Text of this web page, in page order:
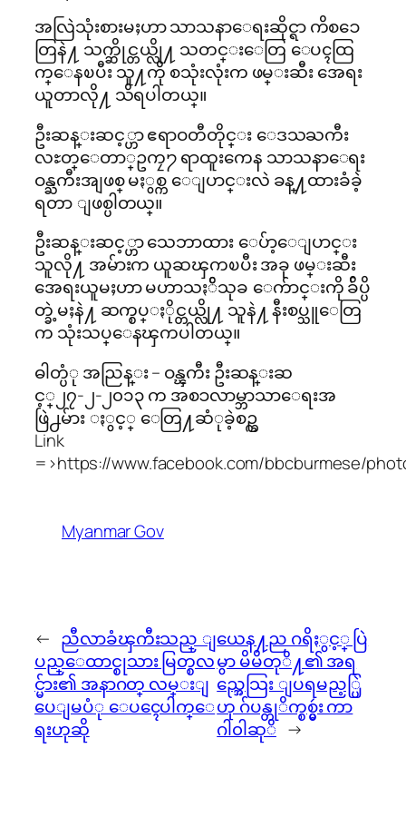
အလြဲသုံးစားမႈဟာ သာသနာေရးဆိုင္ရာ ကိစၥေ
တြနဲ႔ သက္ဆိုင္တယ္လို႔ သတင္းေတြ ေပၚထြ
က္ေနၿပီး သူ႔ကို စသုံးလုံးက ဖမ္းဆီး အေရး
ယူတာလို႔ သိရပါတယ္။
ဦးဆန္းဆင့္ဟာ ဧရာဝတီတိုင္း ေဒသႀကီး
လႊတ္ေတာ္ဥကၠ႒ ရာထူးကေန သာသနာေရး
ဝန္ႀကီးအျဖစ္ မႏွစ္က ေျပာင္းလဲ ခန္႔ထားခံခဲ့
ရတာ ျဖစ္ပါတယ္။
ဦးဆန္းဆင့္ဟာ သေဘာထား ေပ်ာ့ေျပာင္း
သူလို႔ အမ်ားက ယူဆၾကၿပီး အခု ဖမ္းဆီး
အေရးယူမႈဟာ မဟာသႏၲိသုခ ေက်ာင္းကို ခ်ိပ္ပိ
တ္ခဲ့မႈနဲ႔ ဆက္စပ္ႏိုင္တယ္လို႔ သူနဲ႔ နီးစပ္သူေတြ
က သုံးသပ္ေနၾကပါတယ္။
ဓါတ္ပံု အညြန္း – ဝန္ၾကီး ဦးဆန္းဆ
င့္၂၇-၂-၂၀၁၃ က အစၥလာမ္ဘာသာေရးအ
ဖြဲ႕မ်ား ႏွင့္ ေတြ႔ဆံုခဲ့စဥ္က
Link
=>https://www.facebook.com/bbcburmese/
Myanmar Gov
← ညီလာခံၾကီးသည္ ျ
ပည္ေထာင္စုသား မြတ္စလ
င္မ်ား၏ အနာဂတ္ လမ္းျ
ပေျမပံု ေပၚေပါက္ေ
ရးဟုဆို
ယေန႔ည ဂရိႏွင့္ ပြဲ
မွာ မိမိတုိ႔၏ အရ
ည္အေသြး ျပရမည့္ပြဲ
ဟု ဂ်ပန္တုိက္စစ္မွဴး ကာ
ဂါ၀ါဆုိ →